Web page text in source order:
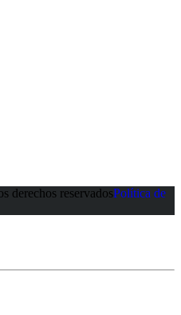
derechos reservadosPolítica de